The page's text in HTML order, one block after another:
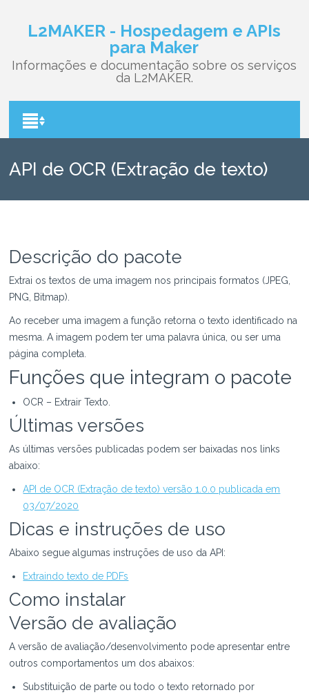
L2MAKER - Hospedagem e APIs
para Maker
Informações e documentação sobre os serviços
da L2MAKER.
API de OCR (Extração de texto)
Descrição do pacote
Extrai os textos de uma imagem nos principais formatos (JPEG,
PNG, Bitmap).
Ao receber uma imagem a função retorna o texto identificado na
mesma. A imagem podem ter uma palavra única, ou ser uma
página completa.
Funções que integram o pacote
OCR – Extrair Texto.
Últimas versões
As últimas versões publicadas podem ser baixadas nos links
abaixo:
API de OCR (Extração de texto) versão 1.0.0 publicada em
03/07/2020
Dicas e instruções de uso
Abaixo segue algumas instruções de uso da API:
Extraindo texto de PDFs
Como instalar
Versão de avaliação
A versão de avaliação/desenvolvimento pode apresentar entre
outros comportamentos um dos abaixos:
Substituição de parte ou todo o texto retornado por